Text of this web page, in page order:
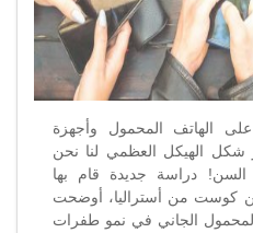
الهاتف المحمول وأجهزة
شكل الهيكل العظمي لنا نحن
دراسة جديدة قام بها
كوست من أستراليا، أوضحت
الجاني في نمو طفرات